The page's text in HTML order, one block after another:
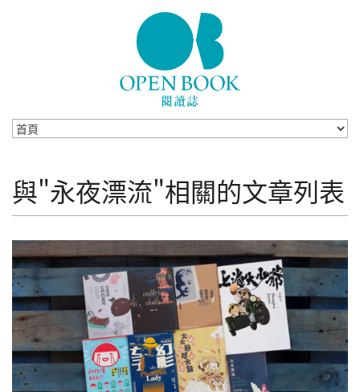
與"永夜漂流"相關的文章列表